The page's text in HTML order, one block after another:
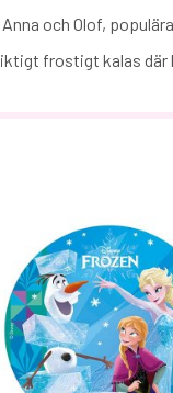
och Olof,
frostigt kalas där